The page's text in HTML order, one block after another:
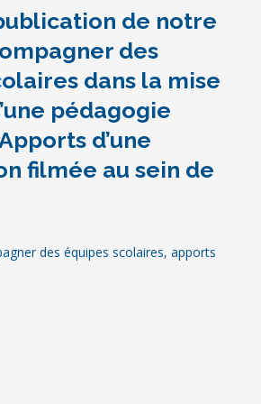
de notre
des
dans la mise
pédagogie
d’une
filmée au sein de
des équipes scolaires, apports